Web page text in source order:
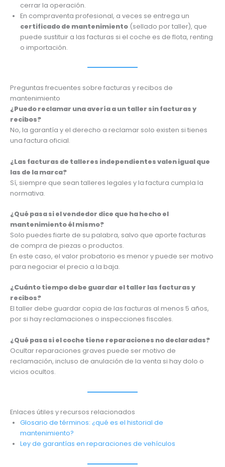
cerrar la operación.
En compraventa profesional, a veces se entrega un
certificado de mantenimiento (sellado por taller), que
puede sustituir a las facturas si el coche es de flota, renting
o importación.
Preguntas frecuentes sobre facturas y recibos de
mantenimiento
¿Puedo reclamar una avería a un taller sin facturas y
recibos?
No, la garantía y el derecho a reclamar solo existen si tienes
una factura oficial.
¿Las facturas de talleres independientes valen igual que
las de la marca?
Sí, siempre que sean talleres legales y la factura cumpla la
normativa.
¿Qué pasa si el vendedor dice que ha hecho el
mantenimiento él mismo?
Solo puedes fiarte de su palabra, salvo que aporte facturas
de compra de piezas o productos.
En este caso, el valor probatorio es menor y puede ser motivo
para negociar el precio a la baja.
¿Cuánto tiempo debe guardar el taller las facturas y
recibos?
El taller debe guardar copia de las facturas al menos 5 años,
por si hay reclamaciones o inspecciones fiscales.
¿Qué pasa si el coche tiene reparaciones no declaradas?
Ocultar reparaciones graves puede ser motivo de
reclamación, incluso de anulación de la venta si hay dolo o
vicios ocultos.
Enlaces útiles y recursos relacionados
Glosario de términos: ¿qué es el historial de
mantenimiento?
Ley de garantías en reparaciones de vehículos